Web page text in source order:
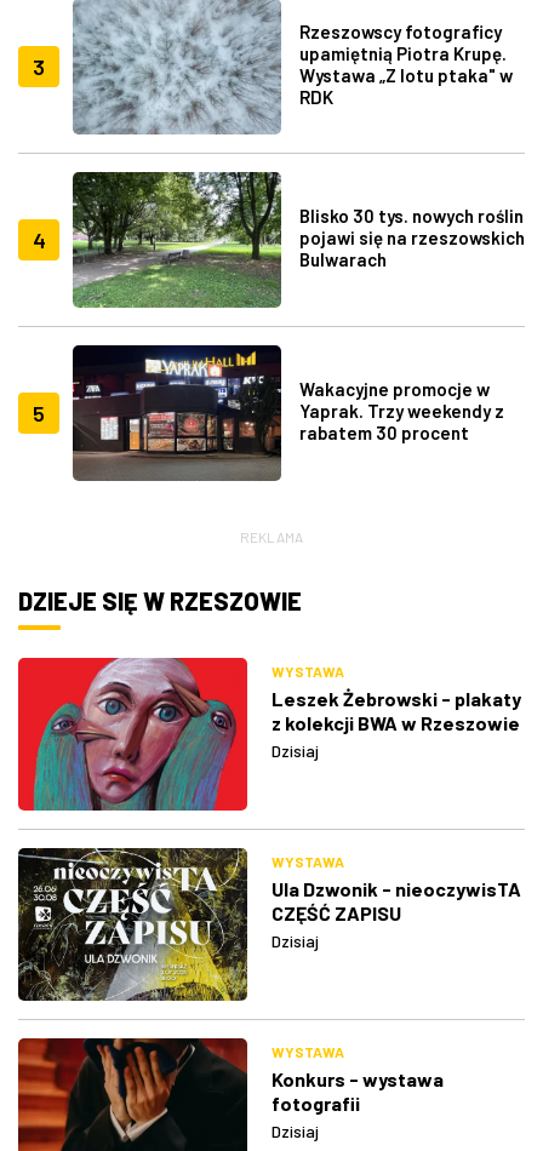
3
Rzeszowscy fotograficy
upamiętnią Piotra Krupę.
Wystawa „Z lotu ptaka" w
RDK
4
Blisko 30 tys. nowych roślin
pojawi się na rzeszowskich
Bulwarach
5
Wakacyjne promocje w
Yaprak. Trzy weekendy z
rabatem 30 procent
REKLAMA
DZIEJE SIĘ W RZESZOWIE
WYSTAWA
Leszek Żebrowski - plakaty
z kolekcji BWA w Rzeszowie
Dzisiaj
WYSTAWA
Ula Dzwonik - nieoczywisTA
CZĘŚĆ ZAPISU
Dzisiaj
WYSTAWA
Konkurs - wystawa
fotografii
Dzisiaj